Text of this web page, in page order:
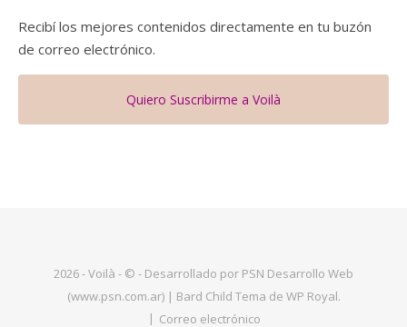
Recibí los mejores contenidos directamente en tu buzón
de correo electrónico.
Quiero Suscribirme a Voilà
2026 - Voilà - © - Desarrollado por PSN Desarrollo Web
(www.psn.com.ar) | Bard Child Tema de WP Royal.
Correo electrónico